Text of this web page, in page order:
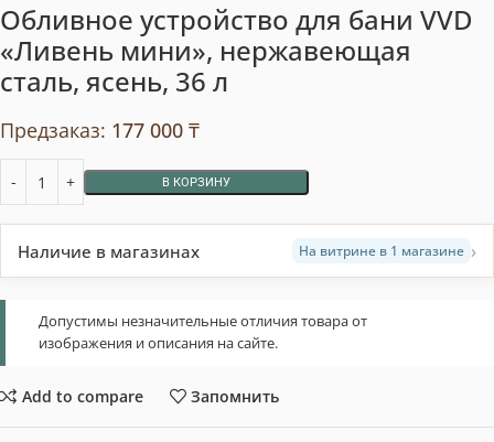
Обливное устройство для бани VVD
«Ливень мини», нержавеющая
сталь, ясень, 36 л
Предзаказ: 177 000 ₸
В КОРЗИНУ
Наличие в магазинах На витрине в 1 магазине ›
Допустимы незначительные отличия товара от
изображения и описания на сайте.
Add to compare Запомнить